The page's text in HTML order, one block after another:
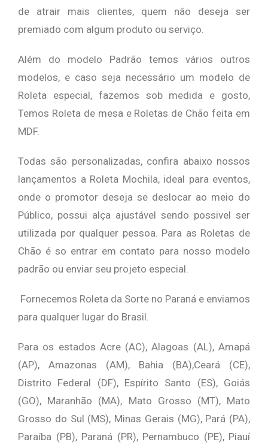
de atrair mais clientes, quem não deseja ser
premiado com algum produto ou serviço.
Além do modelo Padrão temos vários outros
modelos, e caso seja necessário um modelo de
Roleta especial, fazemos sob medida e gosto,
Temos Roleta de mesa e Roletas de Chão feita em
MDF.
Todas são personalizadas, confira abaixo nossos
lançamentos a Roleta Mochila, ideal para eventos,
onde o promotor deseja se deslocar ao meio do
Público, possui alça ajustável sendo possivel ser
utilizada por qualquer pessoa. Para as Roletas de
Chão é so entrar em contato para nosso modelo
padrão ou enviar seu projeto especial.
Fornecemos Roleta da Sorte no Paraná e enviamos
para qualquer lugar do Brasil.
Para os estados Acre (AC), Alagoas (AL), Amapá
(AP), Amazonas (AM), Bahia (BA),Ceará (CE),
Distrito Federal (DF), Espírito Santo (ES), Goiás
(GO), Maranhão (MA), Mato Grosso (MT), Mato
Grosso do Sul (MS), Minas Gerais (MG), Pará (PA),
Paraíba (PB), Paraná (PR), Pernambuco (PE), Piauí